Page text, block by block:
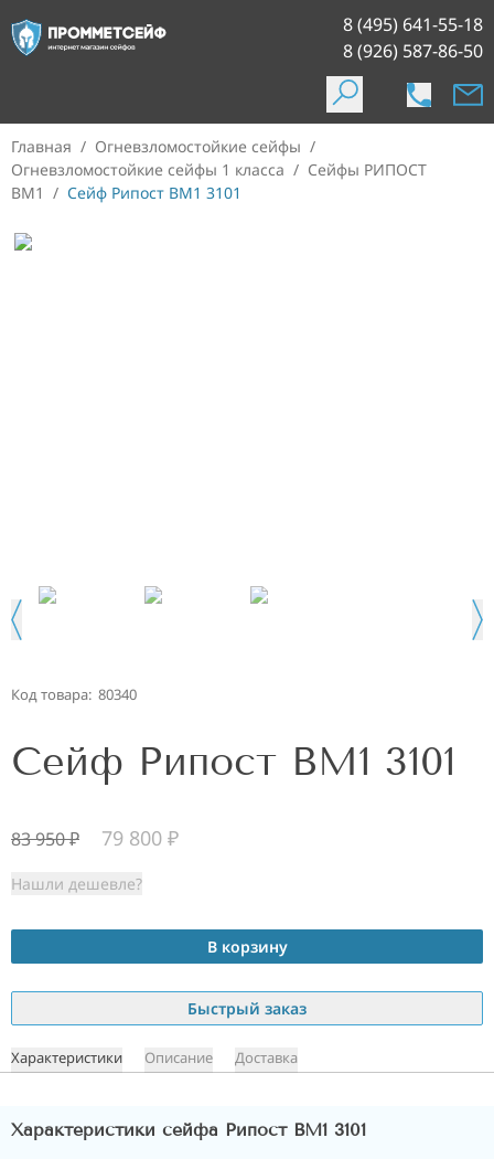
8 (495) 641-55-18
8 (926) 587-86-50
Главная / Огневзломостойкие сейфы /
Огневзломостойкие сейфы 1 класса / Сейфы РИПОСТ
ВМ1 / Сейф Рипост BM1 3101
Код товара: 80340
Сейф Рипост BM1 3101
83 950₽ 79 800 ₽
Нашли дешевле?
В корзину
Быстрый заказ
Характеристики Описание Доставка
Характеристики сейфа Рипост ВМ1 3101